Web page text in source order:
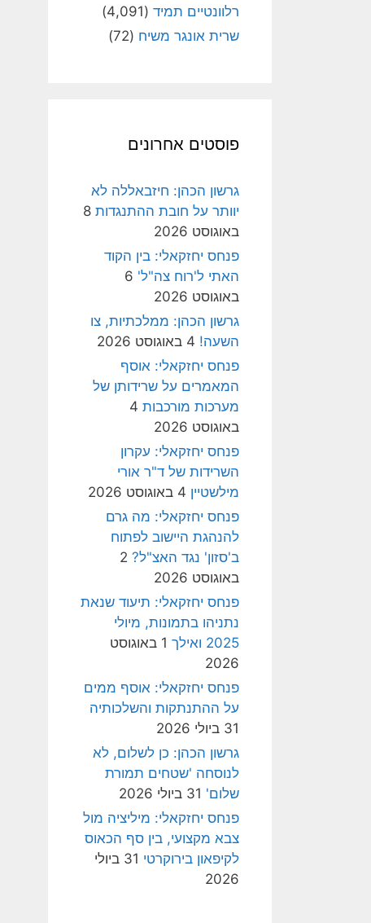
רלוונטיים תמיד (4,091)
שרית אונגר משיח (72)
פוסטים אחרונים
גרשון הכהן: חיזבאללה לא
יוותר על חובת ההתנגדות 8
באוגוסט 2026
פנחס יחזקאלי: בין הקוד
האתי ל'רוח צה"ל' 6
באוגוסט 2026
גרשון הכהן: ממלכתיות, צו
השעה! 4 באוגוסט 2026
פנחס יחזקאלי: אוסף
המאמרים על שרידותן של
מערכות מורכבות 4
באוגוסט 2026
פנחס יחזקאלי: עקרון
השרידות של ד"ר אורי
מילשטיין 4 באוגוסט 2026
פנחס יחזקאלי: מה גרם
להנהגת היישוב לפתוח
ב'סזון' נגד האצ"ל? 2
באוגוסט 2026
פנחס יחזקאלי: תיעוד שנאת
נתניהו בתמונות, מיולי
2025 ואילך
1 באוגוסט
2026
פנחס יחזקאלי: אוסף ממים
על ההתנתקות והשלכותיה
31 ביולי 2026
גרשון הכהן: כן לשלום, לא
לנוסחה 'שטחים תמורת
שלום' 31 ביולי 2026
פנחס יחזקאלי: מיליציה מול
צבא מקצועי, בין סף הכאוס
לקיפאון בירוקרטי
31 ביולי
2026